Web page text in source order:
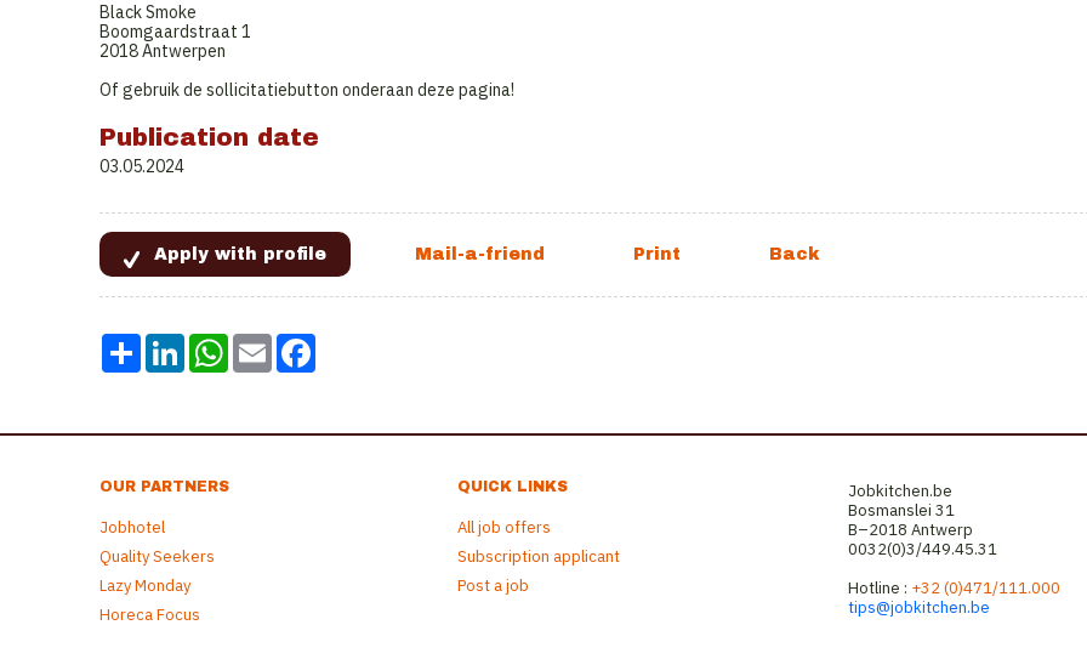
Black Smoke
Boomgaardstraat 1
2018 Antwerpen
Of gebruik de sollicitatiebutton onderaan deze pagina!
Publication date
03.05.2024
Share LinkedInWhatsApp
Email
OUR PARTNERS
Jobhotel
Quality Seekers
Lazy Monday
Horeca Focus
QUICK LINKS
All job offers
Subscription applicant
Post a job
Jobkitchen.be
Bosmanslei 31
B–2018 Antwerp
0032(0)3/449.45.31
Hotline : +32 (0)471/111.000
tips@jobkitchen.be